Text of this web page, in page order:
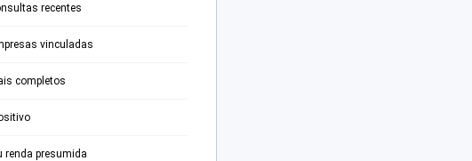
recentes
vinculadas
completos
renda presumida